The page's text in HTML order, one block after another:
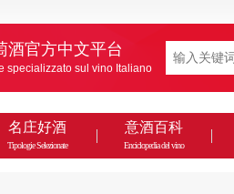
酒官方中文平台
specializzato sul vino Italiano
名庄好酒
Tipologie Selezionate
意酒百科
Enciclopedia del vino